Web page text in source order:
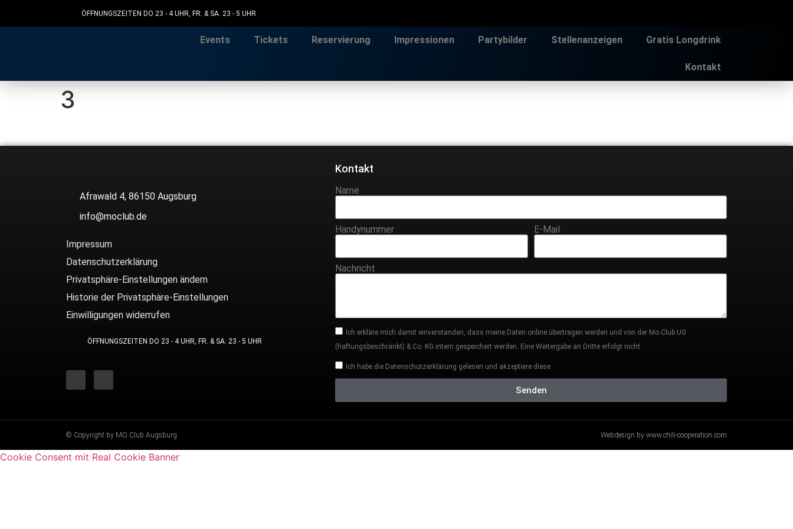
ÖFFNUNGSZEITEN DO 23 - 4 UHR, FR. & SA. 23 - 5 UHR
Events Tickets Reservierung Impressionen Partybilder Stellenanzeigen Gratis Longdrink
Kontakt
3
Afrawald 4, 86150 Augsburg
info@moclub.de
Impressum
Datenschutzerklärung
Privatsphäre-Einstellungen ändern
Historie der Privatsphäre-Einstellungen
Einwilligungen widerrufen
ÖFFNUNGSZEITEN DO 23 - 4 UHR, FR. & SA. 23 - 5 UHR
Kontakt
Name
Handynummer E-Mail
Nachricht
Ich erkläre mich damit einverstanden, dass meine Daten online übertragen werden und von der Mo Club UG
(haftungsbeschränkt) & Co. KG intern gespeichert werden. Eine Weitergabe an Dritte erfolgt nicht.
Ich habe die Datenschutzerklärung gelesen und akzeptiere diese
Senden
© Copyright by MO Club Augsburg Webdesign by www.chili-cooperation.com
Cookie Consent mit Real Cookie Banner